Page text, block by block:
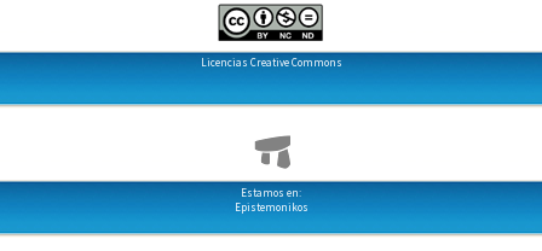
Licencias Creative Commons
Estamos en:
Epistemonikos